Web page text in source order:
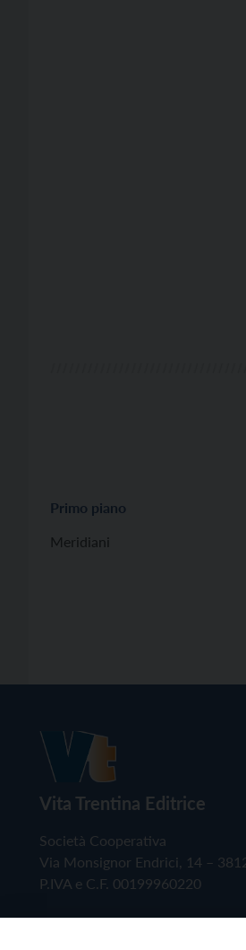
Primo piano
Meridiani
Vita Trentina Editrice
Società Cooperativa
Via Monsignor Endrici, 14 –
P.IVA e C.F. 00199960220